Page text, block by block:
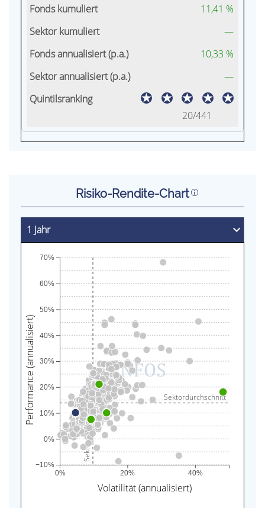
11,41 %
—
10,33 %
—
20/441
Risiko-Rendite-Chart
0% 20% 40%
−10%
0%
10%
20%
30%
40%
50%
60%
70%
Sektordurchschnitt
Sektordurchschnitt
Volatilität (annualisiert)
Performance (annualisiert)